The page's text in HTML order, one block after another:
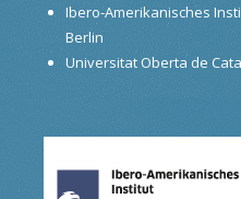
Ibero-Amerikanisches
Berlin
Universitat Oberta de